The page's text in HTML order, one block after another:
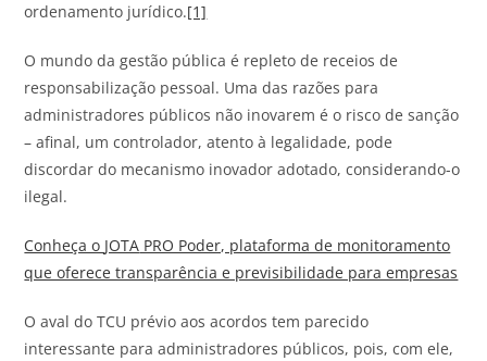
ordenamento jurídico.[1]
O mundo da gestão pública é repleto de receios de
responsabilização pessoal. Uma das razões para
administradores públicos não inovarem é o risco de sanção
– afinal, um controlador, atento à legalidade, pode
discordar do mecanismo inovador adotado, considerando-o
ilegal.
Conheça o JOTA PRO Poder, plataforma de monitoramento
que oferece transparência e previsibilidade para empresas
O aval do TCU prévio aos acordos tem parecido
interessante para administradores públicos, pois, com ele,